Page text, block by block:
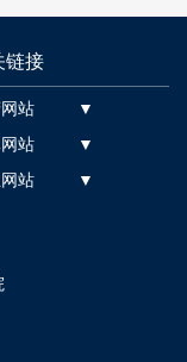
链接
网站 ▼
网站 ▼
网站 ▼